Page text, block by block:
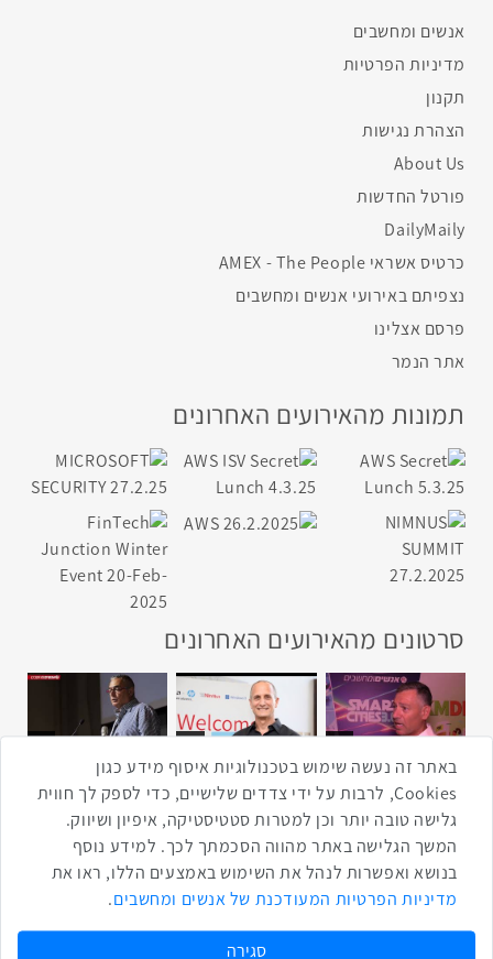
אנשים ומחשבים
מדיניות הפרטיות
תקנון
הצהרת נגישות
About Us
פורטל החדשות
DailyMaily
כרטיס אשראי AMEX - The People
נצפיתם באירועי אנשים ומחשבים
פרסם אצלינו
אתר הנמר
תמונות מהאירועים האחרונים
סרטונים מהאירועים האחרונים
4:00
2:33
1:43
3:52
1:14
שתפו ברשת
שתף בלינקדאין
שתף בווטסאפ
שתף בטלגרם
באתר זה נעשה שימוש בטכנולוגיות איסוף מידע כגון
Cookies, לרבות על ידי צדדים שלישיים, כדי לספק לך חווית
גלישה טובה יותר וכן למטרות סטטיסטיקה, איפיון ושיווק.
המשך הגלישה באתר מהווה הסכמתך לכך. למידע נוסף
בנושא ואפשרות לנהל את השימוש באמצעים הללו, ראו את
מדיניות הפרטיות המעודכנת של אנשים ומחשבים.
סגירה